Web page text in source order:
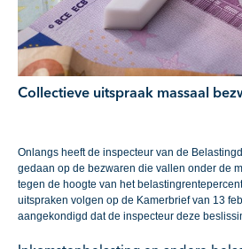
Collectieve uitspraak massaal
Onlangs heeft de inspecteur van de
gedaan op de bezwaren die vallen onder de
tegen de hoogte van het
uitspraken volgen op de Kamerbrief van 13
aangekondigd dat de inspecteur deze